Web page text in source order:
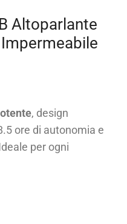
Altoparlante
, design
ore di autonomia e
per ogni